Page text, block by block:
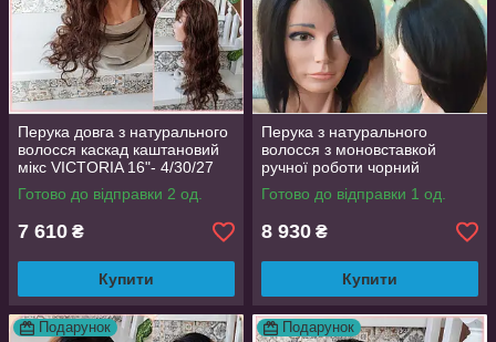
Перука довга з натурального
волосся каскад каштановий
мікс VICTORIA 16"- 4/30/27
Готово до відправки 2 од.
7 610 ₴
Купити
Перука з натурального
волосся з моновставкой
ручної роботи чорний
MARTA-1В
Готово до відправки 1 од.
8 930 ₴
Купити
Подарунок Подарунок